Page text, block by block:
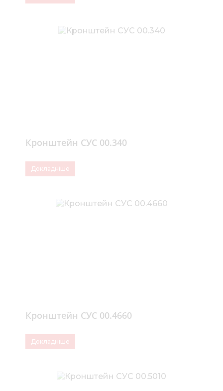
Кронштейн СУС 00.340
Докладніше
Кронштейн СУС 00.4660
Докладніше